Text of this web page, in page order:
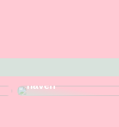
Stihl, når du skal i
haven